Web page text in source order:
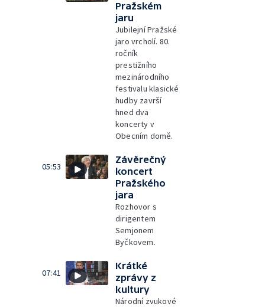
Pražském
jaru
Jubilejní Pražské
jaro vrcholí. 80.
ročník
prestižního
mezinárodního
festivalu klasické
hudby završí
hned dva
koncerty v
Obecním domě.
05:53
Závěrečný
koncert
Pražského
jara
Rozhovor s
dirigentem
Semjonem
Byčkovem.
07:41
Krátké
zprávy z
kultury
Národní zvukové